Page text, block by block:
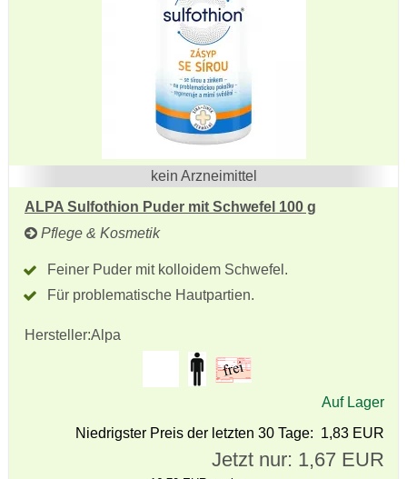
kein Arzneimittel
ALPA Sulfothion Puder mit Schwefel 100 g
Pflege & Kosmetik
Feiner Puder mit kolloidem Schwefel.
Für problematische Hautpartien.
Hersteller:Alpa
Auf Lager
Niedrigster Preis der letzten 30 Tage: 1,83 EUR
Jetzt nur: 1,67 EUR